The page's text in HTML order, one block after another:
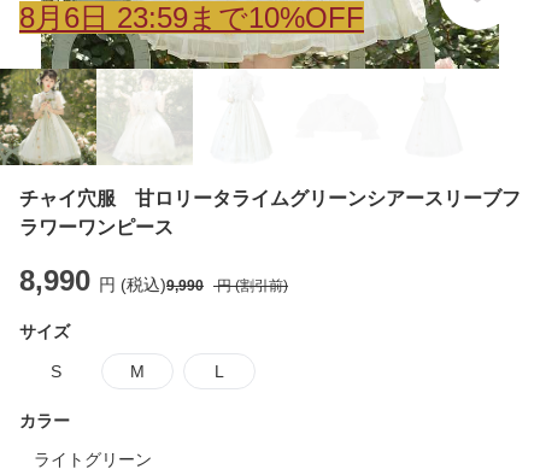
8月 6日 23:59まで10%OFF
チャイ穴服 甘ロリータライムグリーンシアースリーブフ
ラワーワンピース
8,990 円 (税込)9,990 円 (割引前)
サイズ
S M L
カラー
ライトグリーン